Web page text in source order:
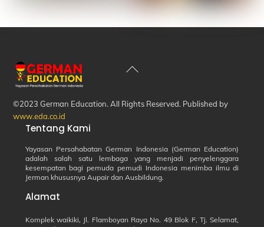
Back
©2023 German Education. All Rights Reserved. Published by
www.eda.co.id
Tentang Kami
Yayasan Persahabatan German Indonesia (German Education)
adalah salah satu lembaga yang menjadi penyelenggara
kesempatan bagi pemuda pemudi Indonesia menimba ilmu di
Jerman khususnya Aupair dan Ausbildung.
Alamat
Komplek waikiki, Jl. Flamboyan Raya No. 49Blok F, Tj. Selamat,